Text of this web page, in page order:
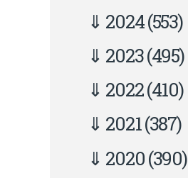
2024(553)
2023(495)
2022(410)
2021(387)
2020(390)